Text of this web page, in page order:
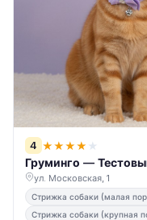
4 ★★★★ ★
Груминго —
ул. Московская, 1
Стрижка собаки (малая
Стрижка собаки (крупная